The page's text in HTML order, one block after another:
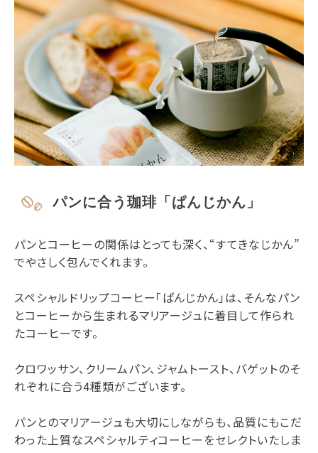
パンに合う珈琲「ぱんじかん」
パンとコーヒーの関係はとっても深く、“すてきなじかん”
でやさしく包んでくれます。
スペシャルドリップコーヒー「ぱんじかん」は、そんなパン
とコーヒーから生まれるマリアージュに着目して作られ
たコーヒーです。
クロワッサン、クリームパン、ジャムトースト、バゲットのそ
れぞれに合う4種類がございます。
パンとのマリアージュも大切にしながらも、品質にもこだ
わった上質なスペシャルティコーヒーをセレクトいたしま